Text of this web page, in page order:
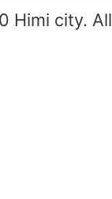
Himi city.